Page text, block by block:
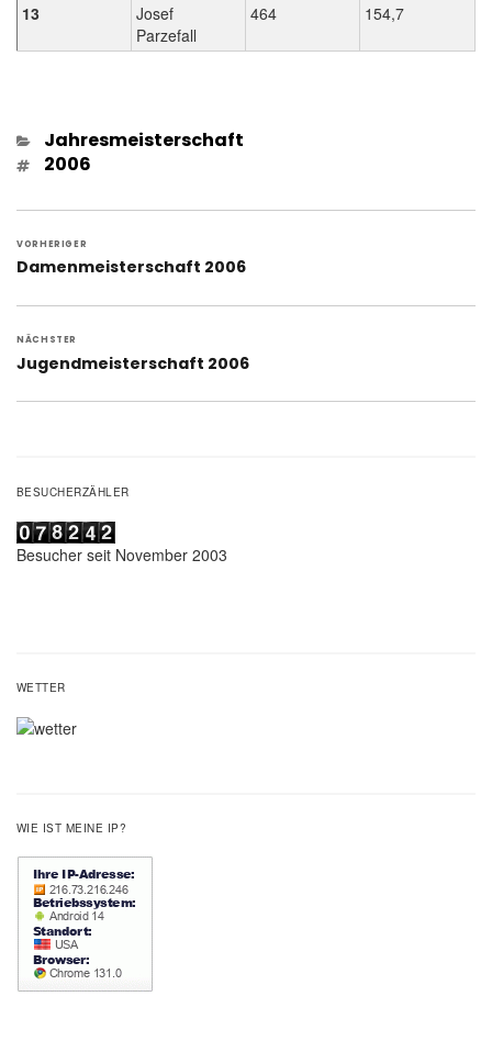
13
Josef
Parzefall
464 154,7
Kategorien
Jahresmeisterschaft
Schlagwörter
2006
Beitragsnavigation
VORHERIGER
Vorheriger
Damenmeisterschaft 2006
NÄCHSTER
Nächster
Jugendmeisterschaft 2006
BESUCHERZÄHLER
Besucher seit November 2003
WETTER
WIE IST MEINE IP?